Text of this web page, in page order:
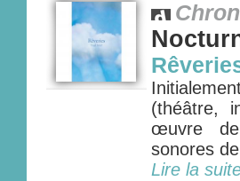
(théâtre,
œuvre de
sonores
Lire la